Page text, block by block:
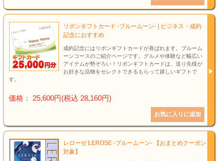
リボンギフトカード -ブルームーン- | ビジネス・成約
記念におすすめ
成約記念にはリボンギフトカードが喜ばれます。ブルーム
ーンコースのご紹介ページです。グルメや体験など幅広い
アイテムが勢ぞろい！リボンギフトカードは、送り先様が
お好きな品物をセレクトできるもらって嬉しいギフトで
す。
価格： 25,600円(税込 28,160円)
レローゼ LEROSE -ブルームーン- 【おまとめクーポン
対象】